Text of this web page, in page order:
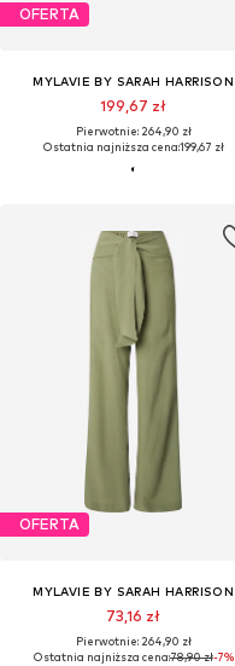
OFERTA
MYLAVIE BY SARAH HARRISON
199,67 zł
Pierwotnie: 264,90 zł
Ostatnia najniższa cena:199,67 zł
OFERTA
MYLAVIE BY SARAH HARRISON
73,16 zł
Pierwotnie: 264,90 zł
Ostatnia najniższa cena:78,90 zł-7%